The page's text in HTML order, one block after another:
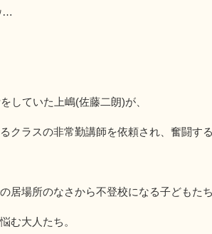
…
していた上嶋(佐藤二朗)が、
クラスの非常勤講師を依頼され、奮闘する
居場所のなさから不登校になる子どもたち
む大人たち。